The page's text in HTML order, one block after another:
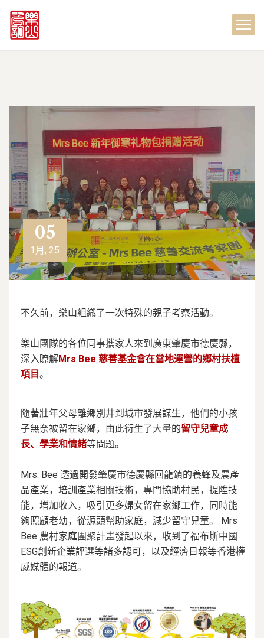
05
1月, 25
不久前，樂山組織了一次特殊的親子考察活動。
樂山團隊的各位同事攜家人來到廣東肇慶市德慶縣，
深入瞭解Mrs Bee 慈善基金會在當地運營的鄉村扶植
項目。
隨著壯年父母離鄉別井到城市發展謀生，他們的小孩
子無奈被留在家鄉，由此衍生了大量的留守兒童成
長、學業和情緒等問題。
Mrs. Bee 透過開發肇慶市德慶縣回龍鎮的養蜂及農產
品產業，培訓產業相關技術，專門協助村民，提陞技
能，增加收入，吸引更多婦女留在家鄉工作，同時能
夠照顧老幼，從源頭幫助家庭，減少留守兒童。 Mrs
Bee 農村家庭團聚計畫發起以來，收到了福布斯中國
ESG創新企業評選等諸多認可，以及經濟日報等香港權
威媒體的報道。